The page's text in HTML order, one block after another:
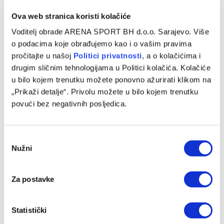
Ova web stranica koristi kolačiće
Voditelj obrade ARENA SPORT BH d.o.o. Sarajevo. Više
o podacima koje obrađujemo kao i o vašim pravima
pročitajte u našoj Politici privatnosti, a o kolačićima i
drugim sličnim tehnologijama u Politici kolačića. Kolačiće
u bilo kojem trenutku možete ponovno ažurirati klikom na
„Prikaži detalje“. Privolu možete u bilo kojem trenutku
povući bez negativnih posljedica.
Selection
Nužni
Za postavke
Statistički
Džeko: Imao sam još tri opcije
04/08/2026
Kapiten fudbalske reprezentacije Bosne i Hercegovine
Edin Džeko zvanično je predstavljen u Gelsenkirchenu
nakon što je potpisao novi jednogodišnji ugovor…